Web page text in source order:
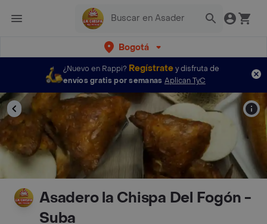
Bogotá
¿Nuevo en Rappi? Regístratey disfruta de
envíos gratis por semanas Aplican TyC
Asadero la Chispa Del Fogón -
Suba